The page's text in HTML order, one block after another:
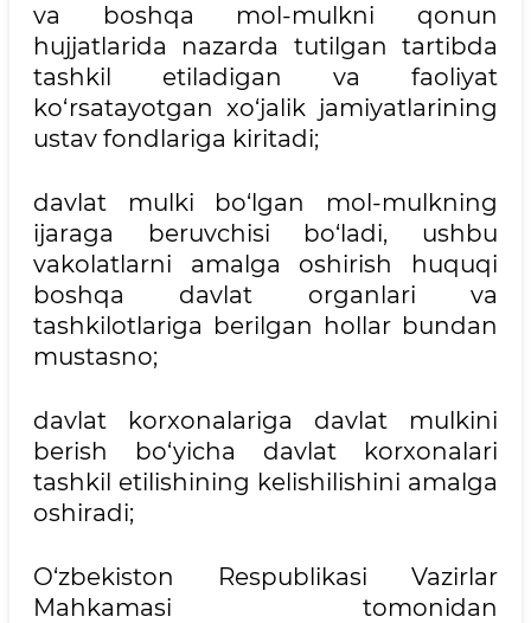
va boshqa mol-mulkni qonun
hujjatlarida nazarda tutilgan tartibda
tashkil etiladigan va faoliyat
ko‘rsatayotgan xo‘jalik jamiyatlarining
ustav fondlariga kiritadi;
davlat mulki bo‘lgan mol-mulkning
ijaraga beruvchisi bo‘ladi, ushbu
vakolatlarni amalga oshirish huquqi
boshqa davlat organlari va
tashkilotlariga berilgan hollar bundan
mustasno;
davlat korxonalariga davlat mulkini
berish bo‘yicha davlat korxonalari
tashkil etilishining kelishilishini amalga
oshiradi;
O‘zbekiston Respublikasi Vazirlar
Mahkamasi tomonidan